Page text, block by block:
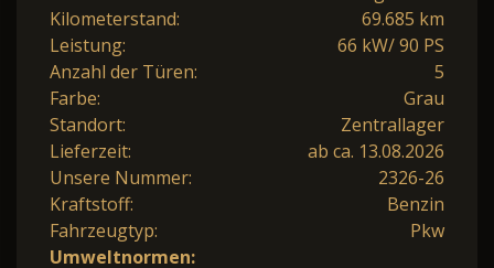
Kilometerstand:
69.685 km
Leistung:
66 kW/ 90 PS
Anzahl der Türen:
5
Farbe:
Grau
Standort:
Zentrallager
Lieferzeit:
ab ca. 13.08.2026
Unsere Nummer:
2326-26
Kraftstoff:
Benzin
Fahrzeugtyp:
Pkw
Umweltnormen: